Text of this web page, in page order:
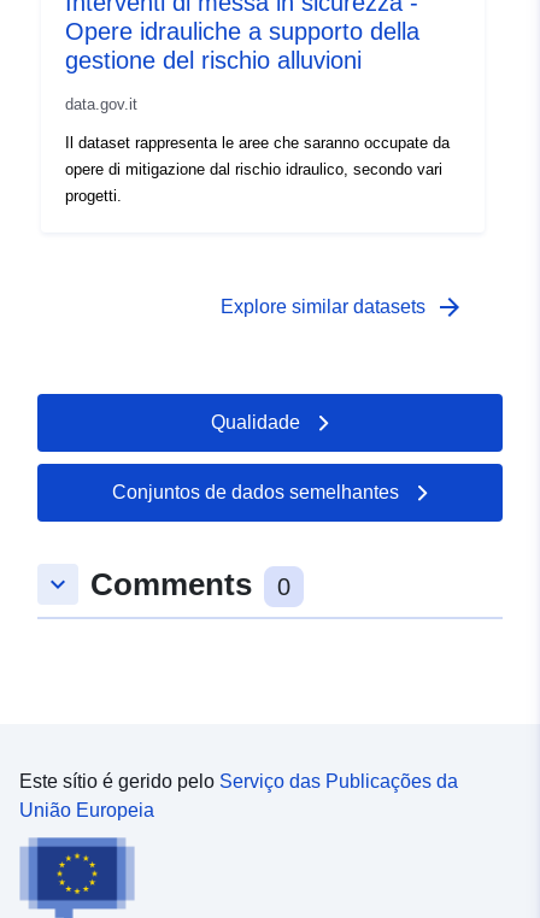
Opere idrauliche a supporto della
gestione del rischio alluvioni
data.gov.it
Il dataset rappresenta le aree che saranno occupate da
opere di mitigazione dal rischio idraulico, secondo vari
progetti.
Explore similar datasets arrow_forward
Qualidade
Conjuntos de dados semelhantes
keyboard_arrow_down Comments 0
Este sítio é gerido pelo Serviço das Publicações da
União Europeia